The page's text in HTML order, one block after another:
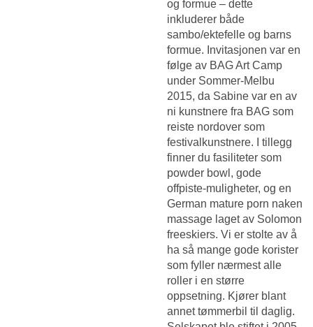
og formue – dette
inkluderer både
sambo/ektefelle og barns
formue. Invitasjonen var en
følge av BAG Art Camp
under Sommer-Melbu
2015, da Sabine var en av
ni kunstnere fra BAG som
reiste nordover som
festivalkunstnere. I tillegg
finner du fasiliteter som
powder bowl, gode
offpiste-muligheter, og en
German mature porn naken
massage laget av Solomon
freeskiers. Vi er stolte av å
ha så mange gode korister
som fyller nærmest alle
roller i en større
oppsetning. Kjører blant
annet tømmerbil til daglig.